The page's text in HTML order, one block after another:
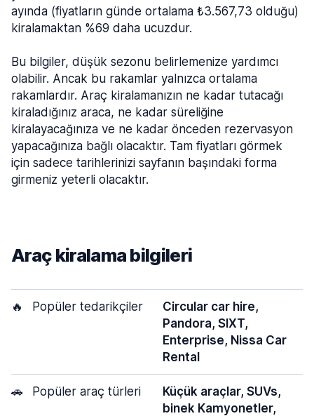
ayında (fiyatların günde ortalama ₺3.567,73 olduğu)
kiralamaktan %69 daha ucuzdur.
Bu bilgiler, düşük sezonu belirlemenize yardımcı
olabilir. Ancak bu rakamlar yalnızca ortalama
rakamlardır. Araç kiralamanızın ne kadar tutacağı
kiraladığınız araca, ne kadar süreliğine
kiralayacağınıza ve ne kadar önceden rezervasyon
yapacağınıza bağlı olacaktır. Tam fiyatları görmek
için sadece tarihlerinizi sayfanın başındaki forma
girmeniz yeterli olacaktır.
Araç kiralama bilgileri
🔥 Popüler tedarikçiler
Circular car hire,
Pandora, SIXT,
Enterprise, Nissa Car
Rental
🚗 Popüler araç türleri
Küçük araçlar, SUVs,
binek Kamyonetler,